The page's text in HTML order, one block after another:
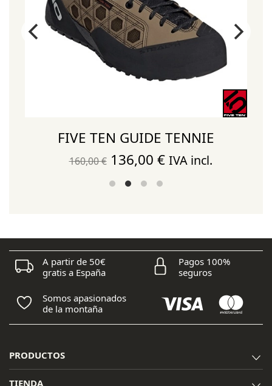
FIVE TEN GUIDE TENNIE
160,00€ El
precio
160,00 €.
136,00 €El
136,00 €.
IVA incl.
A partir de 50€
gratis a España
Pagos 100%
seguros
Somos apasionados
de la montaña
PRODUCTOS
TIENDA